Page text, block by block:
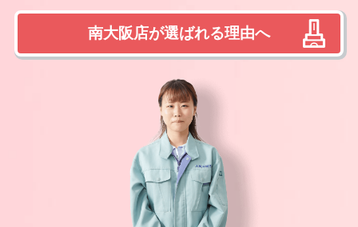
南大阪店が選ばれる理由へ